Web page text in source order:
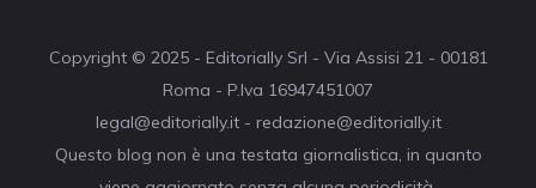
Copyright © 2025 - Editorially Srl - Via Assisi 21 - 00181
Roma - P.Iva 16947451007
legal@editorially.it - redazione@editorially.it
Questo blog non è una testata giornalistica, in quanto